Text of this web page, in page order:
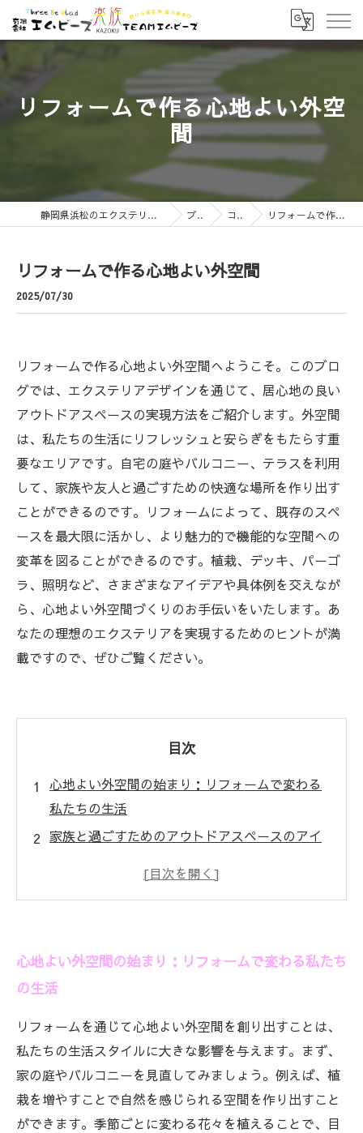
リフォームで作る心地よい外空
間
静岡県浜松のエクステリアなら有限会社エムビーズ ブログ コラム リフォームで作る心地よい外空間
リフォームで作る心地よい外空間
2025/07/30
リフォームで作る心地よい外空間へようこそ。このブロ
グでは、エクステリアデザインを通じて、居心地の良い
アウトドアスペースの実現方法をご紹介します。外空間
は、私たちの生活にリフレッシュと安らぎをもたらす重
要なエリアです。自宅の庭やバルコニー、テラスを利用
して、家族や友人と過ごすための快適な場所を作り出す
ことができるのです。リフォームによって、既存のスペ
ースを最大限に活かし、より魅力的で機能的な空間への
変革を図ることができるのです。植栽、デッキ、パーゴ
ラ、照明など、さまざまなアイデアや具体例を交えなが
ら、心地よい外空間づくりのお手伝いをいたします。あ
なたの理想のエクステリアを実現するためのヒントが満
載ですので、ぜひご覧ください。
目次
心地よい外空間の始まり：リフォームで変わる
私たちの生活
家族と過ごすためのアウトドアスペースのアイ
ン
実例に見る成功する外空間リフォームの物語
リフォームで作る理想の外空間に向けたステッ
プ
心地よい外空間の完成：家族と共に楽しむ新し
い生活
心地よい外空間の始まり：リフォームで変わる私たち
の生活
リフォームを通じて心地よい外空間を創り出すことは、
私たちの生活スタイルに大きな影響を与えます。まず、
家の庭やバルコニーを見直してみましょう。例えば、植
栽を増やすことで自然を感じられる空間を作り出すこと
ができます。季節ごとに変わる花々を植えることで、目